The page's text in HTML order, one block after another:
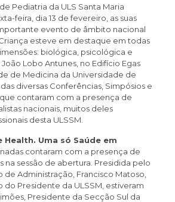
Pediatria da ULS Santa Maria
feira, dia 13 de fevereiro, as suas
evento de âmbito nacional
esteve em destaque em todas
biológica, psicológica e
Lobo Antunes, no Edifício Egas
de Medicina da Universidade de
diversas Conferências, Simpósios e
contaram com a presença de
nacionais, muitos deles
desta ULSSM.
Health. Uma só Saúde em
contaram com a presença de
na sessão de abertura. Presidida pelo
de Administração, Francisco Matoso,
Presidente da ULSSM, estiveram
Presidente da Secção Sul da